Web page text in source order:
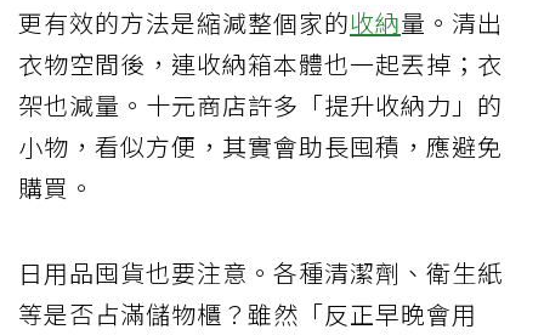
更有效的方法是縮減整個家的收納量。清出
衣物空間後，連收納箱本體也一起丟掉；衣
架也減量。十元商店許多「提升收納力」的
小物，看似方便，其實會助長囤積，應避免
購買。
日用品囤貨也要注意。各種清潔劑、衛生紙
等是否占滿儲物櫃？雖然「反正早晚會用